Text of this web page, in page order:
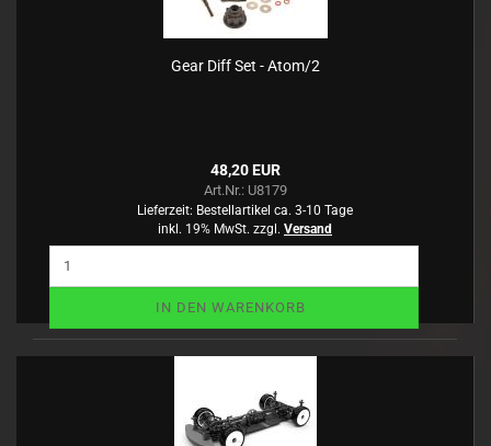
Gear Diff Set - Atom/2
48,20 EUR
Art.Nr.: U8179
Lieferzeit: Bestellartikel ca. 3-10 Tage
inkl. 19% MwSt. zzgl. Versand
IN DEN WARENKORB